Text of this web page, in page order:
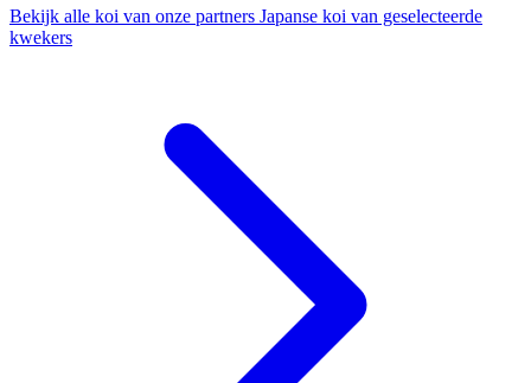
Bekijk alle koi van onze partners Japanse koi van geselecteerde
kwekers